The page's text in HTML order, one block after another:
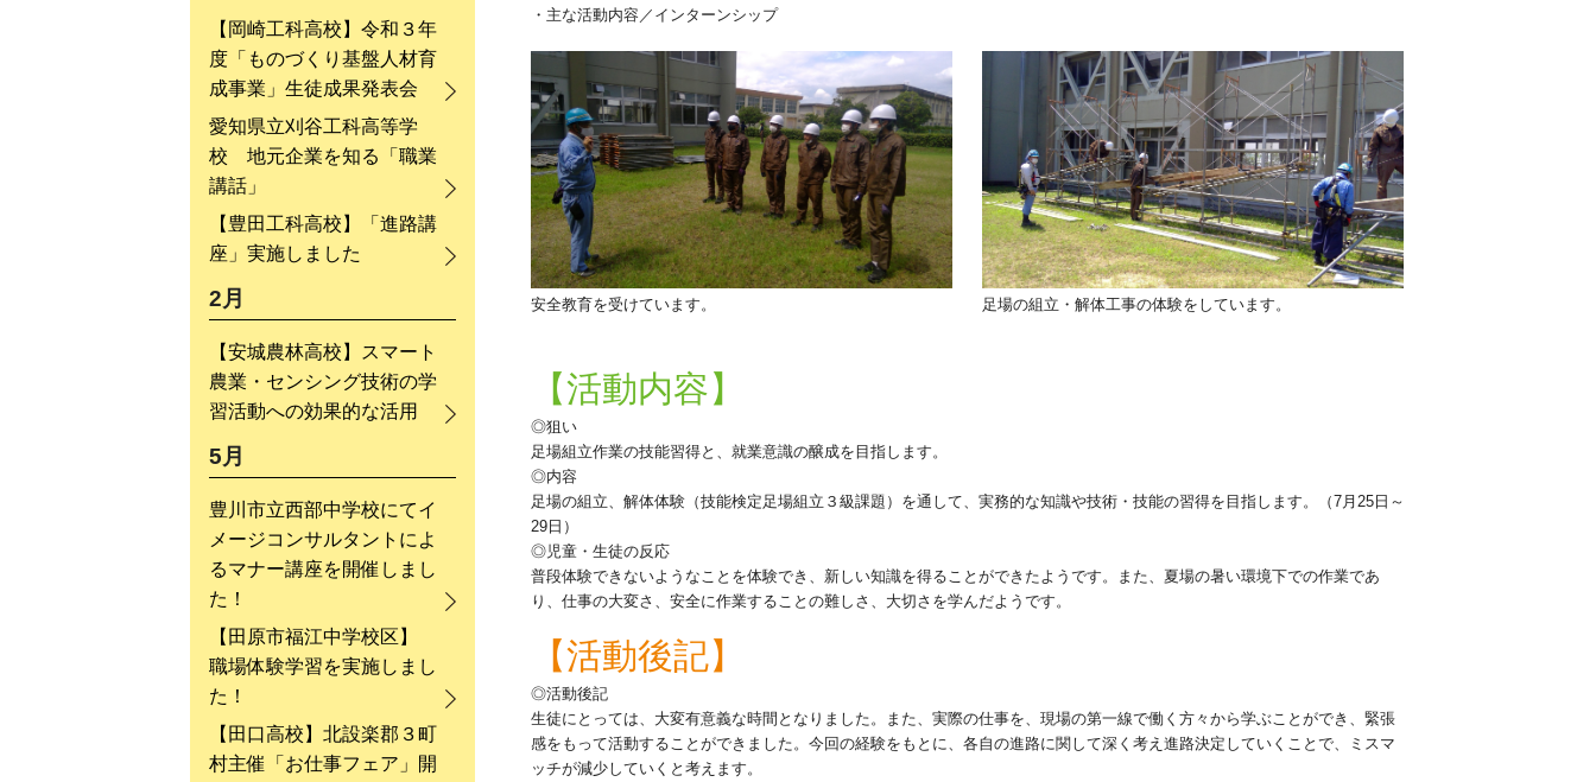
【岡崎工科高校】令和３年
度「ものづくり基盤人材育
成事業」生徒成果発表会
愛知県立刈谷工科高等学
校 地元企業を知る「職業
講話」
【豊田工科高校】「進路講
座」実施しました
2月
【安城農林高校】スマート
農業・センシング技術の学
習活動への効果的な活用
5月
豊川市立西部中学校にてイ
メージコンサルタントによ
るマナー講座を開催しまし
た！
【田原市福江中学校区】
職場体験学習を実施しまし
た！
【田口高校】北設楽郡３町
村主催「お仕事フェア」開
・主な活動内容／インターンシップ
安全教育を受けています。 足場の組立・解体工事の体験をしています。
【活動内容】
◎狙い
足場組立作業の技能習得と、就業意識の醸成を目指します。
◎内容
足場の組立、解体体験（技能検定足場組立３級課題）を通して、実務的な知識や技術・技能の習得を目指します。（7月25日～
29日）
◎児童・生徒の反応
普段体験できないようなことを体験でき、新しい知識を得ることができたようです。また、夏場の暑い環境下での作業であ
り、仕事の大変さ、安全に作業することの難しさ、大切さを学んだようです。
【活動後記】
◎活動後記
生徒にとっては、大変有意義な時間となりました。また、実際の仕事を、現場の第一線で働く方々から学ぶことができ、緊張
感をもって活動することができました。今回の経験をもとに、各自の進路に関して深く考え進路決定していくことで、ミスマ
ッチが減少していくと考えます。